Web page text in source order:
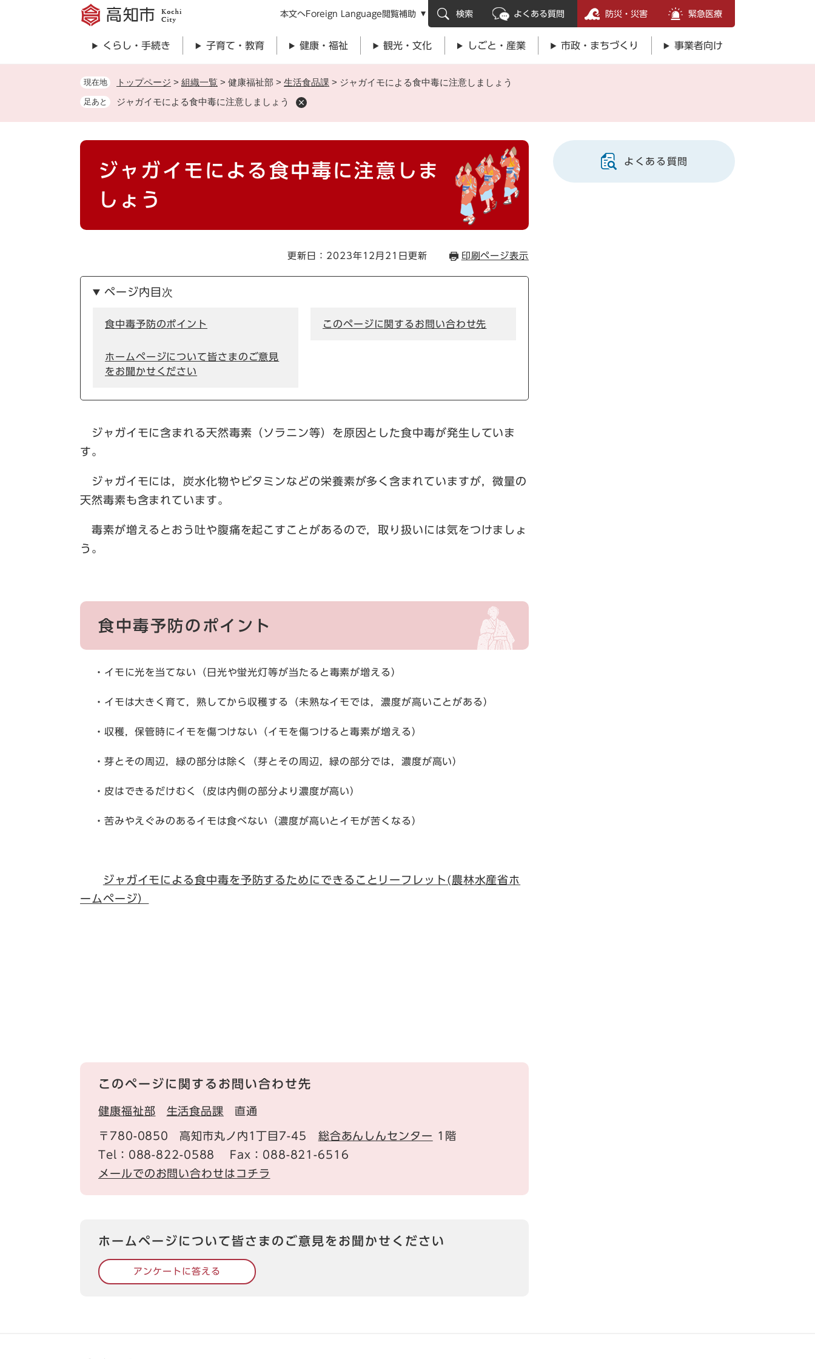
先
。
メニューを飛ばして本文へ
本文へForeign Language 閲覧補助 検索 よくある質問 防災・災害 緊急医療
くらし・手続き 子育て・教育 健康・福祉 観光・文化 しごと・産業 市政・まちづくり 事業者向け
現在地 トップページ > 組織一覧 > 健康福祉部 > 生活食品課 > ジャガイモによる食中毒に注意しましょう
足あと ジャガイモによる食中毒に注意しましょう
本
ジャガイモによる食中毒に注意しま
しょう
更新日：2023年12月21日更新 印刷ページ表示
ページ内目次
食中毒予防のポイント このページに関するお問い合わせ先
ホームページについて皆さまのご意見
をお聞かせください
ジャガイモに含まれる天然毒素（ソラニン等）を原因とした食中毒が発生していま
す。
ジャガイモには，炭水化物やビタミンなどの栄養素が多く含まれていますが，微量の
天然毒素も含まれています。
毒素が増えるとおう吐や腹痛を起こすことがあるので，取り扱いには気をつけましょ
う。
食中毒予防のポイント
・イモに光を当てない（日光や蛍光灯等が当たると毒素が増える）
・イモは大きく育て，熟してから収穫する（未熟なイモでは，濃度が高いことがある）
・収穫，保管時にイモを傷つけない（イモを傷つけると毒素が増える）
・芽とその周辺，緑の部分は除く（芽とその周辺，緑の部分では，濃度が高い）
・皮はできるだけむく（皮は内側の部分より濃度が高い）
・苦みやえぐみのあるイモは食べない（濃度が高いとイモが苦くなる）
ジャガイモによる食中毒を予防するためにできることリーフレット(農林水産省ホ
ームページ）
このページに関するお問い合わせ先
健康福祉部 生活食品課 直通
〒780-0850 高知市丸ノ内1丁目7-45 総合あんしんセンター 1階
Tel：088-822-0588
Fax：088-821-6516
メールでのお問い合わせはコチラ
ホームページについて皆さまのご意見をお聞かせください
アンケートに答える
よくある質問